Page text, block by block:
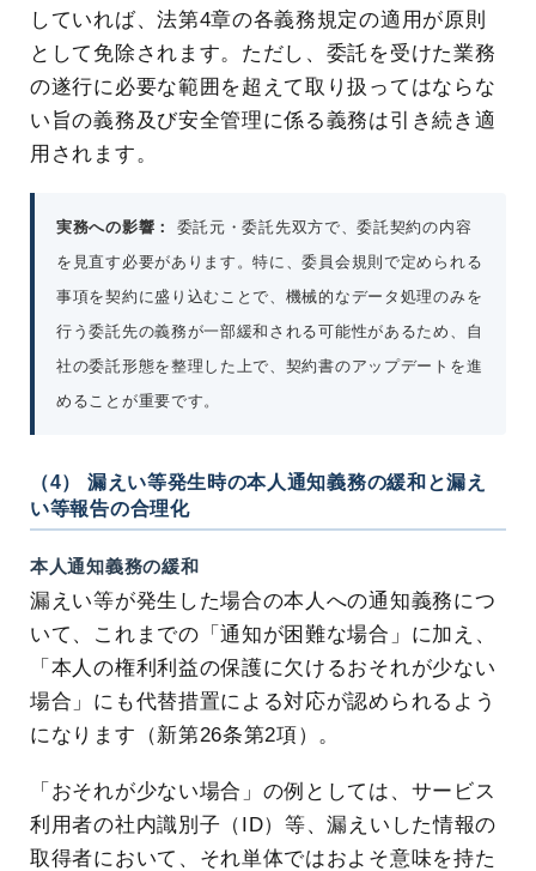
していれば、法第4章の各義務規定の適用が原則
として免除されます。ただし、委託を受けた業務
の遂行に必要な範囲を超えて取り扱ってはならな
い旨の義務及び安全管理に係る義務は引き続き適
用されます。
実務への影響：
委託元・委託先双方で、委託契約の内容
を見直す必要があります。特に、委員会規則で定められる
事項を契約に盛り込むことで、機械的なデータ処理のみを
行う委託先の義務が一部緩和される可能性があるため、自
社の委託形態を整理した上で、契約書のアップデートを進
めることが重要です。
（4） 漏えい等発生時の本人通知義務の緩和と漏え
い等報告の合理化
本人通知義務の緩和
漏えい等が発生した場合の本人への通知義務につ
いて、これまでの「通知が困難な場合」に加え、
「本人の権利利益の保護に欠けるおそれが少ない
場合」にも代替措置による対応が認められるよう
になります（新第26条第2項）。
「おそれが少ない場合」の例としては、サービス
利用者の社内識別子（ID）等、漏えいした情報の
取得者において、それ単体ではおよそ意味を持た